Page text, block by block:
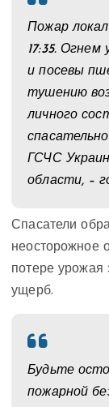
Пожар
17:35.
и посевы
тушению
личного
ГСЧС
области, –
Спасатели
неосторожное
потере урожая
ущерб.
Будьте
пожарной